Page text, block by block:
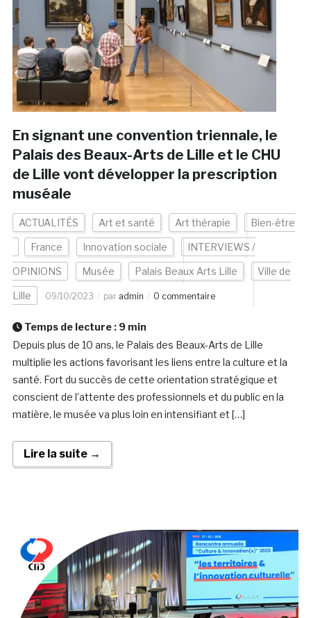
En signant une convention triennale, le
Palais des Beaux-Arts de Lille et le CHU
de Lille vont développer la prescription
muséale
ACTUALITÉS Art et santé Art thérapie Bien-être
France Innovation sociale INTERVIEWS /
OPINIONS Musée Palais Beaux Arts Lille Ville de
Lille 09/10/2023 par admin 0 commentaire
Temps de lecture : 9 min
Depuis plus de 10 ans, le Palais des Beaux-Arts de Lille
multiplie les actions favorisant les liens entre la culture et la
santé. Fort du succès de cette orientation stratégique et
conscient de l’attente des professionnels et du public en la
matière, le musée va plus loin en intensifiant et […]
Lire la suite →